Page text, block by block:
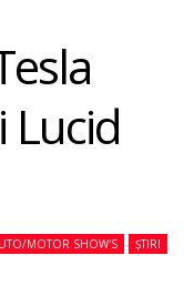
Lucid
MOTOR SHOW'S ȘTIRI